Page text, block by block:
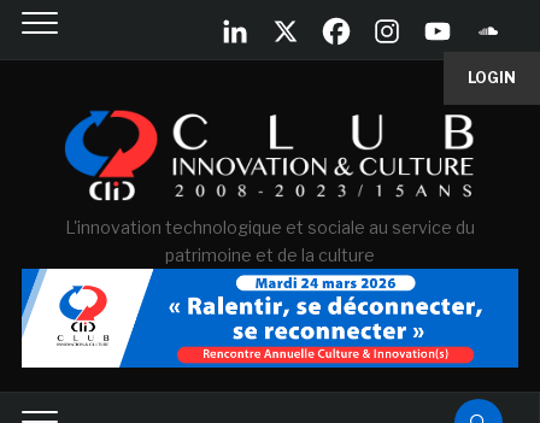
LOGIN
L'innovation technologique et sociale au service du
patrimoine et de la culture